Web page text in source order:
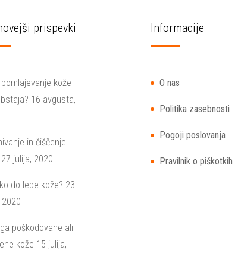
prispevki
kože
16 avgusta,
in čiščenje
27 julija, 2020
do lepe kože? 23
2020
poškodovane ali
kože 15 julija,
Informacije
O nas
Politika zasebnosti
Pogoji poslovanja
Pravilnik o piškotkih